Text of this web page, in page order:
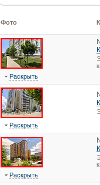
Фото
Раскрыть
Раскрыть
Раскрыть